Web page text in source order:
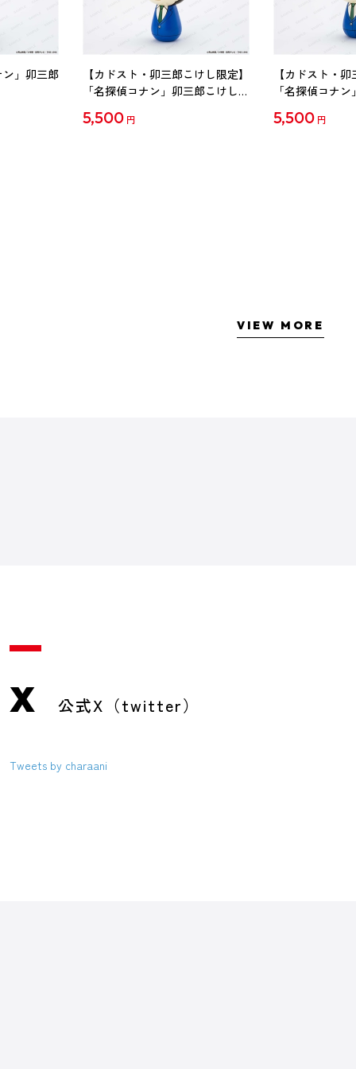
」卯三郎
【カドスト・卯三郎こけし限定】
「名探偵コナン」卯三郎こけし
5,500 円
【カドスト・
「名探偵コナ
5,500 円
VIEW MORE
X 公式X（twitter）
Tweets by charaani